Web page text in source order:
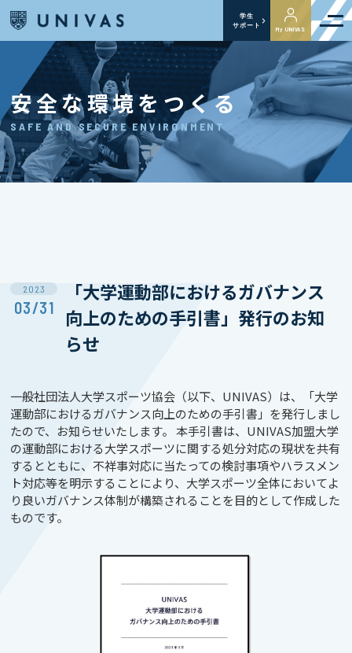
学生
サポート
My UNIVAS
安全な環境をつくる
SAFE AND SECURE ENVIRONMENT
2023
03/31
「大学運動部におけるガバナンス
向上のための手引書」発行のお知
らせ
一般社団法人大学スポーツ協会（以下、UNIVAS）は、「大学
運動部におけるガバナンス向上のための手引書」を発行しまし
たので、お知らせいたします。 本手引書は、UNIVAS加盟大学
の運動部における大学スポーツに関する処分対応の現状を共有
するとともに、不祥事対応に当たっての検討事項やハラスメン
ト対応等を明示することにより、大学スポーツ全体においてよ
り良いガバナンス体制が構築されることを目的として作成した
ものです。